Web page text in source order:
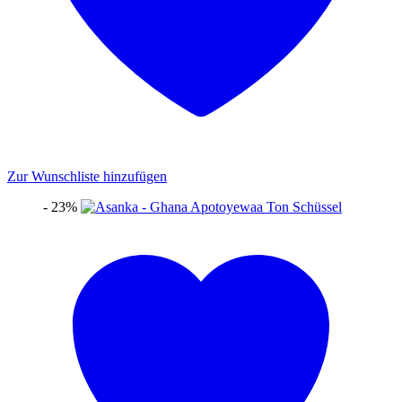
Zur Wunschliste hinzufügen
- 23%